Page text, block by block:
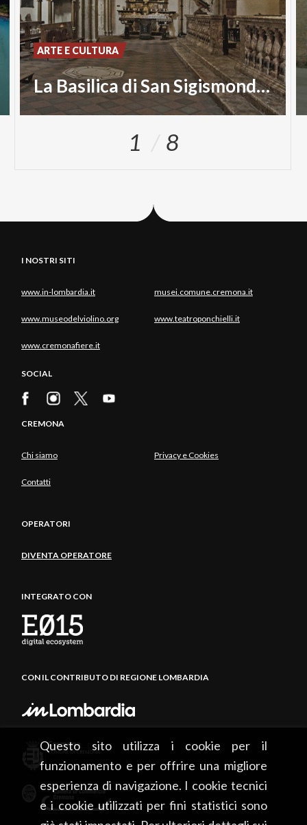
Questo sito utilizza i cookie per il
funzionamento e per offrire una migliore
esperienza di navigazione. I cookie tecnici
e i cookie utilizzati per fini statistici sono
La Basilica di San Sigismondo e della Maria Assunta
ARTE E CULTURA
1 8
I NOSTRI SITI
www.in-lombardia.it musei.comune.cremona.it
www.museodelviolino.org www.teatroponchielli.it
www.cremonafiere.it
SOCIAL
CREMONA
Chi siamo Privacy e Cookies
Contatti
OPERATORI
DIVENTA OPERATORE
INTEGRATO CON
CON IL CONTRIBUTO DI REGIONE LOMBARDIA